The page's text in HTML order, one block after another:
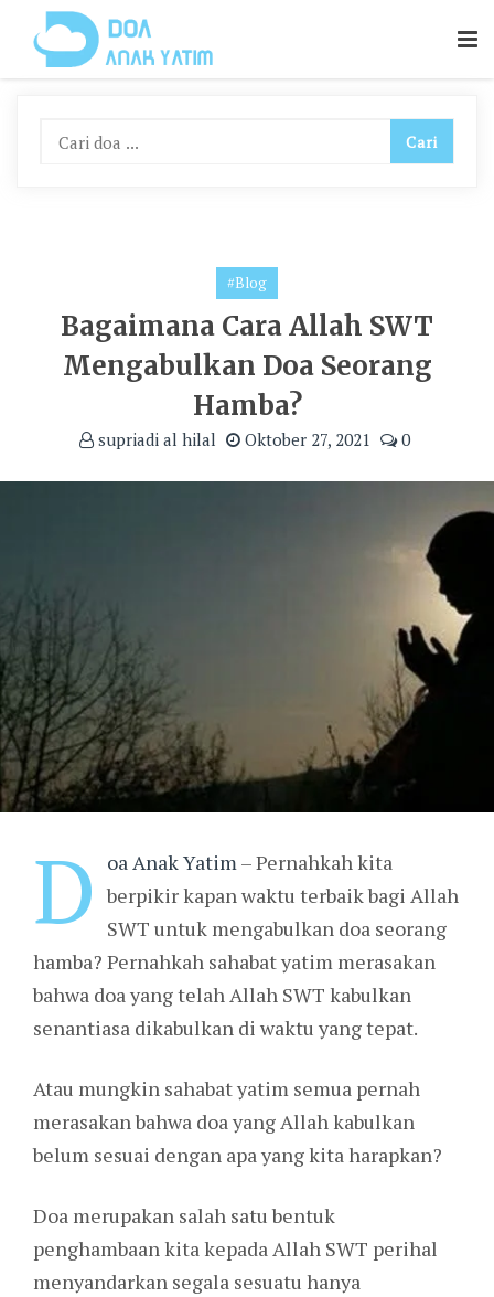
Content
#Blog
Bagaimana Cara Allah SWT
Mengabulkan Doa Seorang
Hamba?
supriadi al hilal Oktober 27, 2021 0
D oa Anak Yatim– Pernahkah kita
berpikir kapan waktu terbaik bagi Allah
SWT untuk mengabulkan doa seorang
hamba? Pernahkah sahabat yatim merasakan
bahwa doa yang telah Allah SWT kabulkan
senantiasa dikabulkan di waktu yang tepat.
Atau mungkin sahabat yatim semua pernah
merasakan bahwa doa yang Allah kabulkan
belum sesuai dengan apa yang kita harapkan?
Doa merupakan salah satu bentuk
penghambaan kita kepada Allah SWT perihal
menyandarkan segala sesuatu hanya